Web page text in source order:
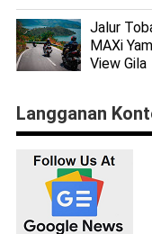
Jalur
MAXi
View Gila
Langganan